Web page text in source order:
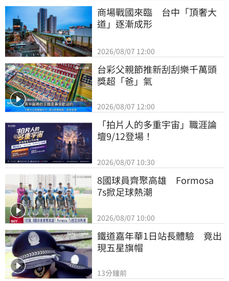
商場戰國來臨　台中「頂奢大
道」逐漸成形
2026/08/07 12:00
台彩父親節推新刮刮樂千萬頭
獎超「爸」氣
2026/08/07 12:00
「拍片人的多重宇宙」職涯論
壇9/12登場！
2026/08/07 10:30
8國球員齊聚高雄　Formosa
7s掀足球熱潮
2026/08/07 10:00
鐵道嘉年華1日站長體驗　竟出
現五星旗帽
13分鐘前